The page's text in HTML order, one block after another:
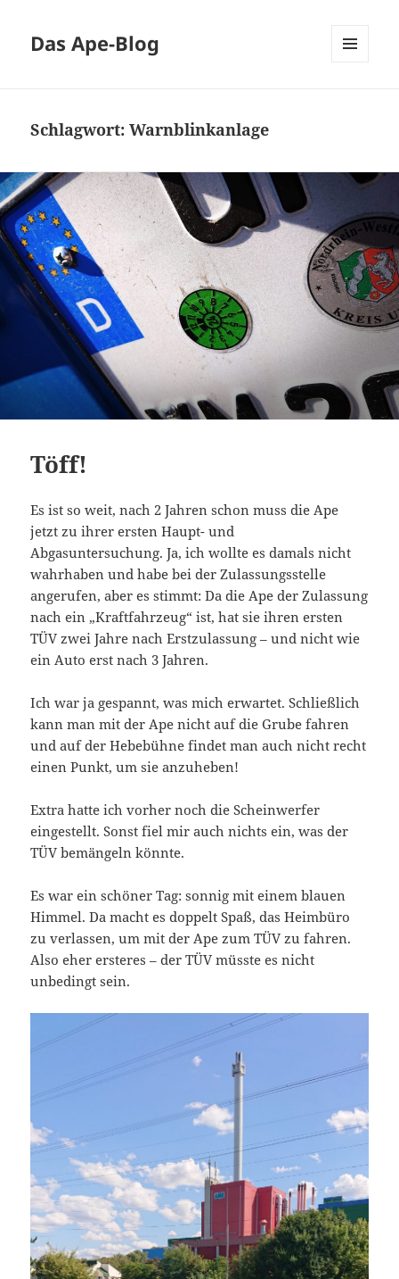
Das Ape-Blog
Schlagwort:Warnblinkanlage
Töff!
Es ist so weit, nach 2 Jahren schon muss die Ape
jetzt zu ihrer ersten Haupt- und
Abgasuntersuchung. Ja, ich wollte es damals nicht
wahrhaben und habe bei der Zulassungsstelle
angerufen, aber es stimmt: Da die Ape der Zulassung
nach ein „Kraftfahrzeug“ ist, hat sie ihren ersten
TÜV zwei Jahre nach Erstzulassung – und nicht wie
ein Auto erst nach 3 Jahren.
Ich war ja gespannt, was mich erwartet. Schließlich
kann man mit der Ape nicht auf die Grube fahren
und auf der Hebebühne findet man auch nicht recht
einen Punkt, um sie anzuheben!
Extra hatte ich vorher noch die Scheinwerfer
eingestellt. Sonst fiel mir auch nichts ein, was der
TÜV bemängeln könnte.
Es war ein schöner Tag: sonnig mit einem blauen
Himmel. Da macht es doppelt Spaß, das Heimbüro
zu verlassen, um mit der Ape zum TÜV zu fahren.
Also eher ersteres – der TÜV müsste es nicht
unbedingt sein.